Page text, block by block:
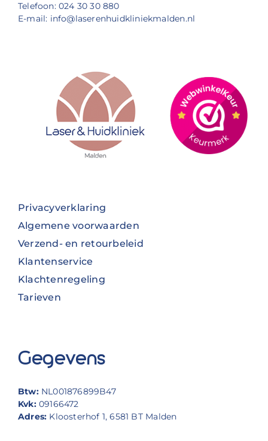
Telefoon: 024 30 30 880
E-mail: info@laserenhuidkliniekmalden.nl
Privacyverklaring
Algemene voorwaarden
Verzend- en retourbeleid
Klantenservice
Klachtenregeling
Tarieven
Gegevens
Btw: NL001876899B47
Kvk:09166472
Adres: Kloosterhof 1, 6581 BT Malden